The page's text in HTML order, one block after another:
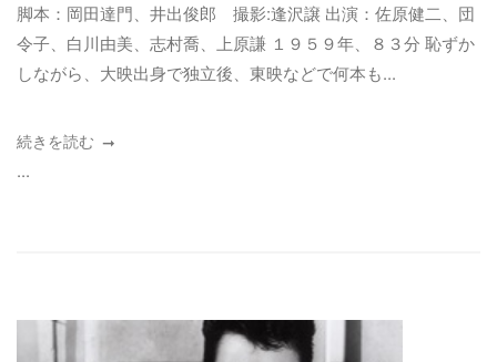
脚本：岡田達門、井出俊郎 撮影:逢沢譲 出演：佐原健二、団
令子、白川由美、志村喬、上原謙 １９５９年、８３分 恥ずか
しながら、大映出身で独立後、東映などで何本も...
続きを読む
...